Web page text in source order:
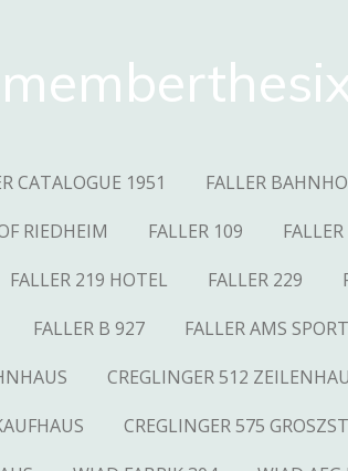
CATALOGUE 1951 FALLER
RIEDHEIM
FALLER 109
FALLER 219 HOTEL FALLER 229
FALLER B 927 FALLER AMS
CREGLINGER 512
CREGLINGER 575